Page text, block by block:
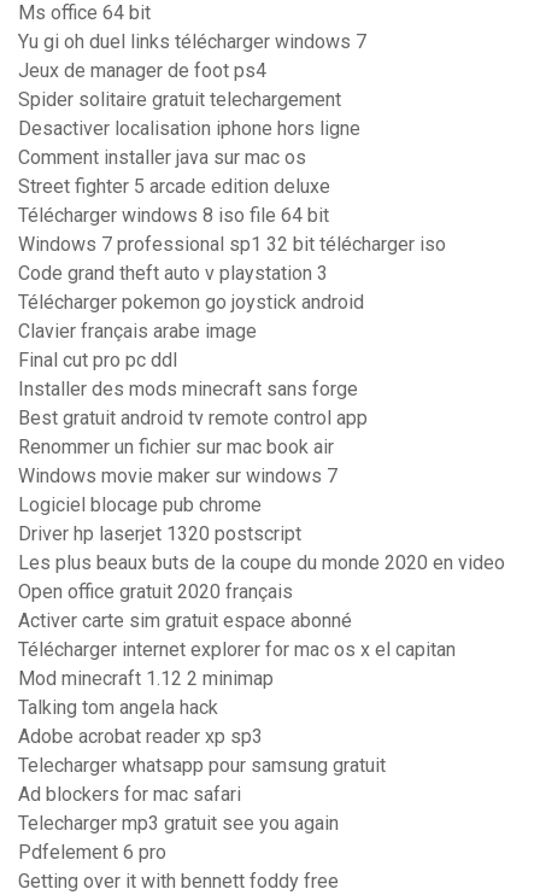
Ms office 64 bit
Yu gi oh duel links télécharger windows 7
Jeux de manager de foot ps4
Spider solitaire gratuit telechargement
Desactiver localisation iphone hors ligne
Comment installer java sur mac os
Street fighter 5 arcade edition deluxe
Télécharger windows 8 iso file 64 bit
Windows 7 professional sp1 32 bit télécharger iso
Code grand theft auto v playstation 3
Télécharger pokemon go joystick android
Clavier français arabe image
Final cut pro pc ddl
Installer des mods minecraft sans forge
Best gratuit android tv remote control app
Renommer un fichier sur mac book air
Windows movie maker sur windows 7
Logiciel blocage pub chrome
Driver hp laserjet 1320 postscript
Les plus beaux buts de la coupe du monde 2020 en video
Open office gratuit 2020 français
Activer carte sim gratuit espace abonné
Télécharger internet explorer for mac os x el capitan
Mod minecraft 1.12 2 minimap
Talking tom angela hack
Adobe acrobat reader xp sp3
Telecharger whatsapp pour samsung gratuit
Ad blockers for mac safari
Telecharger mp3 gratuit see you again
Pdfelement 6 pro
Getting over it with bennett foddy free